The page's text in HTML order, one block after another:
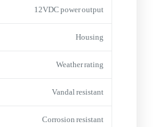
12VDC power output
Housing
Weather rating
Vandal resistant
Corrosion resistant